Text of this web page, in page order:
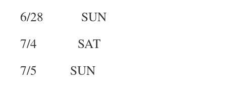
6/28 SUN
7/4 SAT
7/5 SUN